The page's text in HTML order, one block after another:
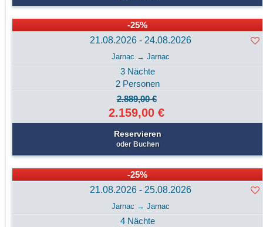
-25%
21.08.2026 - 24.08.2026
Jarnac → Jarnac
3 Nächte
2 Personen
2.889,00 €
2.159,00 €
Reservieren
oder Buchen
-25%
21.08.2026 - 25.08.2026
Jarnac → Jarnac
4 Nächte